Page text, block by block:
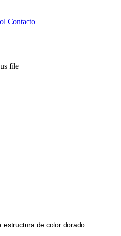
Contacto
estructura de color dorado.